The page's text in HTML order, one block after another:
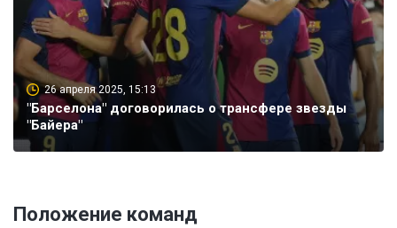
26 апреля 2025, 15:13
"Барселона" договорилась о трансфере звезды
"Байера"
Положение команд